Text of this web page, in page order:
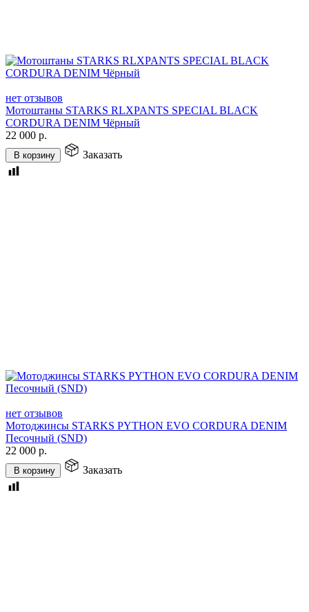
нет отзывов
Мотоштаны STARKS RLXPANTS SPECIAL BLACK
CORDURA DENIM Чёрный
22 000 р.
В корзину Заказать
нет отзывов
Мотоджинсы STARKS PYTHON EVO CORDURA DENIM
Песочный (SND)
22 000 р.
В корзину Заказать